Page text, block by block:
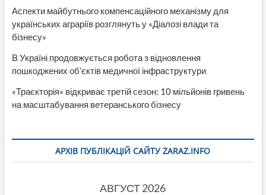
Аспекти майбутнього компенсаційного механізму для
українських аграріїв розглянуть у «Діалозі влади та
бізнесу»
В Україні продовжується робота з відновлення
пошкоджених об’єктів медичної інфраструктури
«Траєкторія» відкриває третій сезон: 10 мільйонів гривень
на масштабування ветеранського бізнесу
АРХІВ ПУБЛІКАЦІЙ САЙТУ ZARAZ.INFO
АВГУСТ 2026